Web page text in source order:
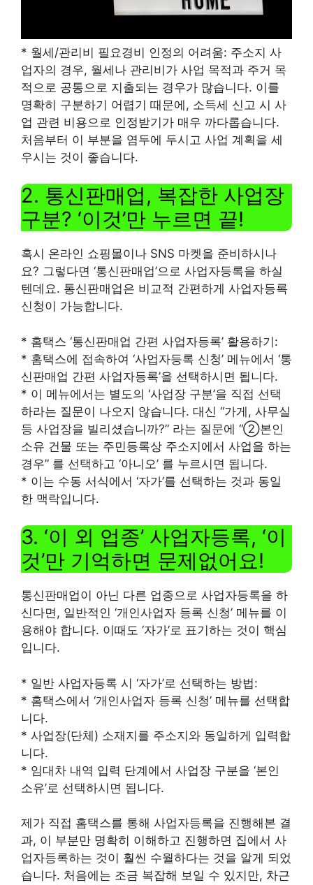
* 월세/관리비 필요경비 인정의 어려움: 주소지 사
업자의 경우, 월세나 관리비가 사업 목적과 주거 목
적으로 공통으로 지출되는 경우가 많습니다. 이를
명확히 구분하기 어렵기 때문에, 소득세 신고 시 사
업 관련 비용으로 인정받기가 매우 까다롭습니다.
처음부터 이 부분을 염두에 두시고 사업 계획을 세
우시는 것이 좋습니다.
2. 통신판매업, 복잡한 사업장
구분? ‘이것’만 누르면 끝!
혹시 온라인 쇼핑몰이나 SNS 마켓을 준비하시나
요? 그렇다면 ‘통신판매업’으로 사업자등록을 하실
텐데요. 통신판매업은 비교적 간편하게 사업자등록
신청이 가능합니다.
* 홈택스 ‘통신판매업 간편 사업자등록’ 활용하기:
* 홈택스에 접속하여 ‘사업자등록 신청’ 메뉴에서 ‘통
신판매업 간편 사업자등록’을 선택하시면 됩니다.
* 이 메뉴에서는 별도의 ‘사업장 구분’을 직접 선택
하라는 질문이 나오지 않습니다. 대신 “가게, 사무실
등 사업장을 빌리셨습니까?” 라는 질문에 “②본인
소유 건물 또는 주민등록상 주소지에서 사업을 하는
경우” 를 선택하고 ‘아니오’ 를 누르시면 됩니다.
* 이는 수동 서식에서 ‘자가’를 선택하는 것과 동일
한 맥락입니다.
3. ‘이 외 업종’ 사업자등록, ‘이
것’만 기억하면 문제없어요!
통신판매업이 아닌 다른 업종으로 사업자등록을 하
신다면, 일반적인 ‘개인사업자 등록 신청’ 메뉴를 이
용해야 합니다. 이때도 ‘자가’로 표기하는 것이 핵심
입니다.
* 일반 사업자등록 시 ‘자가’로 선택하는 방법:
* 홈택스에서 ‘개인사업자 등록 신청’ 메뉴를 선택합
니다.
* 사업장(단체) 소재지를 주소지와 동일하게 입력합
니다.
* 임대차 내역 입력 단계에서 사업장 구분을 ‘본인
소유’로 선택하시면 됩니다.
제가 직접 홈택스를 통해 사업자등록을 진행해본 결
과, 이 부분만 명확히 이해하고 진행하면 집에서 사
업자등록하는 것이 훨씬 수월하다는 것을 알게 되었
습니다. 처음에는 조금 복잡해 보일 수 있지만, 차근